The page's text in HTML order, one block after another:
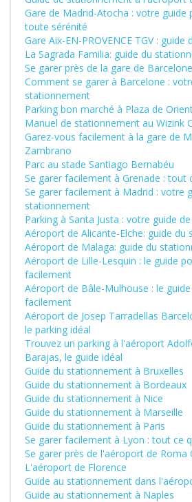
Gare de Madrid-Atocha : votre guide
toute sérénité
Gare Aix-EN-PROVENCE TGV :
La Sagrada Familia: guide du
Se garer près de la gare de
Comment se garer à Barcelone :
stationnement
Parking bon marché à Plaza de
Manuel de stationnement au Wizink
Garez-vous facilement à la gare de
Zambrano
Parc au stade Santiago Bernabéu
Se garer facilement à Grenade : tout
Se garer facilement à Madrid : votre
stationnement
Parking à Santa Justa : votre guide
Aéroport de Alicante-Elche: guide du
Aéroport de Malaga: guide du
Aéroport de Lille-Lesquin : le guide
facilement
Aéroport de Bâle-Mulhouse : le
facilement
Aéroport de Josep Tarradellas
le parking idéal
Trouvez un parking à l'aéroport
Barajas, le guide idéal
Guide du stationnement à Bruxelles
Guide du stationnement à Bordeaux
Guide du stationnement à Nice
Guide du stationnement à Marseille
Guide du stationnement à Paris
Se garer facilement à Lyon : tout ce
Se garer près de l'aéroport de Roma
L'aéroport de Florence
Guide au stationnement dans
Guide au stationnement à Naples